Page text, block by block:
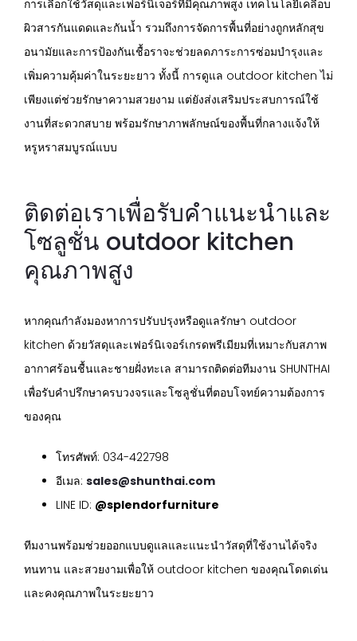
การเลือกใช้วัสดุและเฟอร์นิเจอร์ที่มีคุณภาพสูง เทคโนโลยีเคลือบ
ผิวสารกันแดดและกันน้ำ รวมถึงการจัดการพื้นที่อย่างถูกหลักสุข
อนามัยและการป้องกันเชื้อราจะช่วยลดภาระการซ่อมบำรุงและ
เพิ่มความคุ้มค่าในระยะยาว ทั้งนี้ การดูแล outdoor kitchen ไม่
เพียงแต่ช่วยรักษาความสวยงาม แต่ยังส่งเสริมประสบการณ์ใช้
งานที่สะดวกสบาย พร้อมรักษาภาพลักษณ์ของพื้นที่กลางแจ้งให้
หรูหราสมบูรณ์แบบ
ติดต่อเราเพื่อรับคำแนะนำและ
โซลูชั่น outdoor kitchen
คุณภาพสูง
หากคุณกำลังมองหาการปรับปรุงหรือดูแลรักษา outdoor
kitchen ด้วยวัสดุและเฟอร์นิเจอร์เกรดพรีเมียมที่เหมาะกับสภาพ
อากาศร้อนชื้นและชายฝั่งทะเล สามารถติดต่อทีมงาน SHUNTHAI
เพื่อรับคำปรึกษาครบวงจรและโซลูชั่นที่ตอบโจทย์ความต้องการ
ของคุณ
โทรศัพท์: 034-422798
อีเมล: sales@shunthai.com
LINE ID: @splendorfurniture
ทีมงานพร้อมช่วยออกแบบดูแลและแนะนำวัสดุที่ใช้งานได้จริง
ทนทาน และสวยงามเพื่อให้ outdoor kitchen ของคุณโดดเด่น
และคงคุณภาพในระยะยาว